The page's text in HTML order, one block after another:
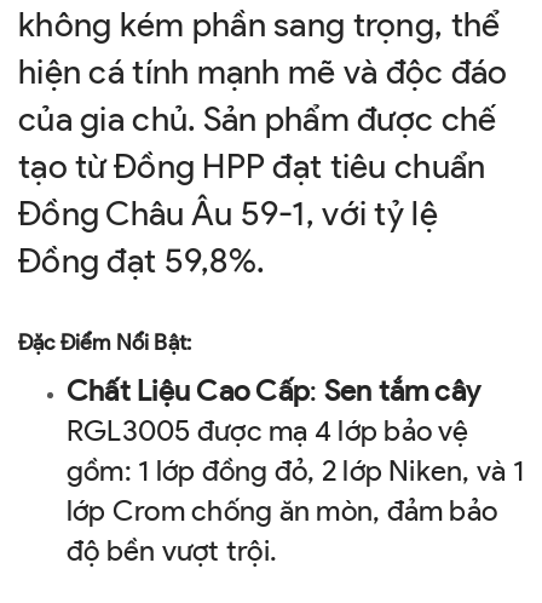
không kém phần sang trọng, thể
hiện cá tính mạnh mẽ và độc đáo
của gia chủ. Sản phẩm được chế
tạo từ Đồng HPP đạt tiêu chuẩn
Đồng Châu Âu 59-1, với tỷ lệ
Đồng đạt 59,8%.
Đặc Điểm Nổi Bật:
Chất Liệu Cao Cấp: Sen tắm cây
RGL3005 được mạ 4 lớp bảo vệ
gồm: 1 lớp đồng đỏ, 2 lớp Niken, và 1
lớp Crom chống ăn mòn, đảm bảo
độ bền vượt trội.